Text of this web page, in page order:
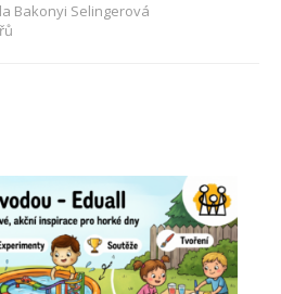
Bakonyi Selingerová